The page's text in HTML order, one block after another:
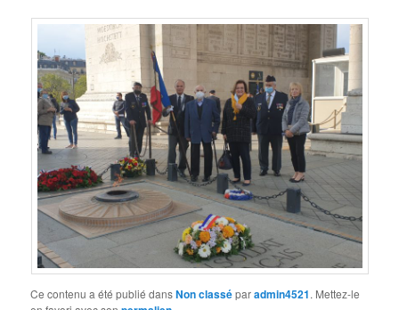
Ce contenu a été publié dansNon classéparadmin4521. Mettez-le